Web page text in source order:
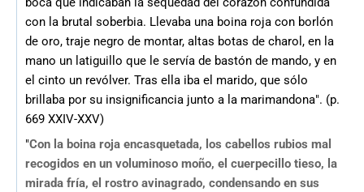
con la brutal soberbia. Llevaba una boina roja con borlón
de oro, traje negro de montar, altas botas de charol, en la
mano un latiguillo que le servía de bastón de mando, y en
el cinto un revólver. Tras ella iba el marido, que sólo
brillaba por su insignificancia junto a la marimandona". (p.
669 XXIV-XXV)
"Con la boina roja encasquetada, los cabellos rubios mal
recogidos en un voluminoso moño, el cuerpecillo tieso, la
mirada fría, el rostro avinagrado, condensando en sus